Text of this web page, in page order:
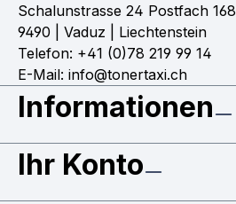
Schalunstrasse 24 Postfach 168
9490 | Vaduz | Liechtenstein
Telefon: +41 (0)78 219 99 14
E-Mail: info@tonertaxi.ch
Informationen
Ihr Konto